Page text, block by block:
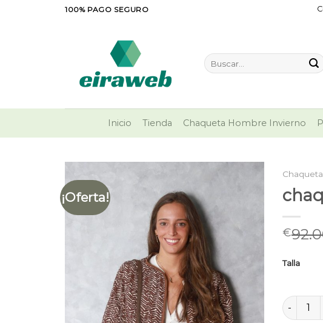
100% PAGO SEGURO
Buscar
por:
Inicio Tienda Chaqueta Hombre Invierno
¡Oferta!
€
Talla